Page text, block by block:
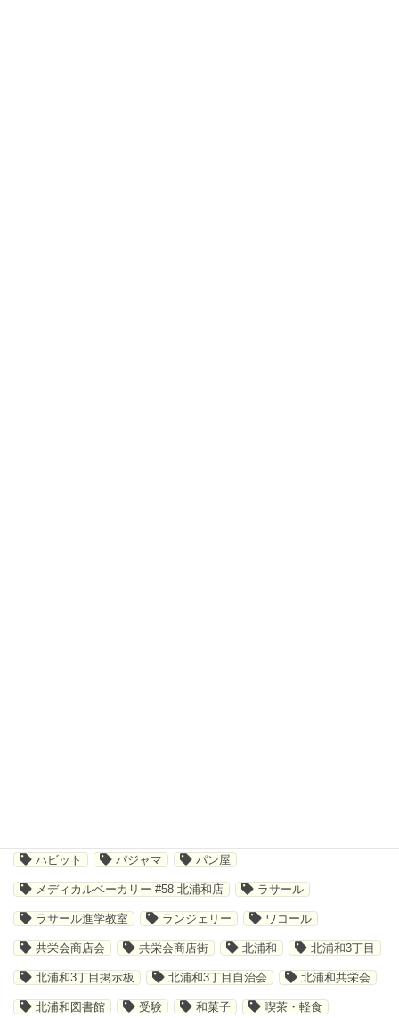
ハビット パジャマ パン屋
メディカルベーカリー #58 北浦和店 ラサール
ラサール進学教室 ランジェリー ワコール
共栄会商店会 共栄会商店街 北浦和 北浦和3丁目
北浦和3丁目掲示板 北浦和3丁目自治会 北浦和共栄会
北浦和図書館 受験 和菓子 喫茶・軽食